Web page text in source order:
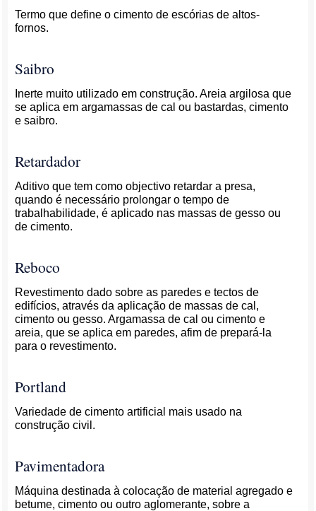
Termo que define o cimento de escórias de altos-
fornos.
Saibro
Inerte muito utilizado em construção. Areia argilosa que
se aplica em argamassas de cal ou bastardas, cimento
e saibro.
Retardador
Aditivo que tem como objectivo retardar a presa,
quando é necessário prolongar o tempo de
trabalhabilidade, é aplicado nas massas de gesso ou
de cimento.
Reboco
Revestimento dado sobre as paredes e tectos de
edifícios, através da aplicação de massas de cal,
cimento ou gesso. Argamassa de cal ou cimento e
areia, que se aplica em paredes, afim de prepará-la
para o revestimento.
Portland
Variedade de cimento artificial mais usado na
construção civil.
Pavimentadora
Máquina destinada à colocação de material agregado e
betume, cimento ou outro aglomerante, sobre a